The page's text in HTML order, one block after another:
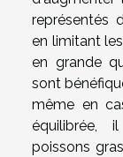
représentés
en limitant
en grande
sont
même en
équilibrée,
poissons